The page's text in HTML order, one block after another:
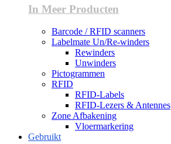
In Meer Producten
Barcode / RFID scanners
Labelmate Un/Re-winders
Rewinders
Unwinders
Pictogrammen
RFID
RFID-Labels
RFID-Lezers & Antennes
Zone Afbakening
Vloermarkering
Gebruikt